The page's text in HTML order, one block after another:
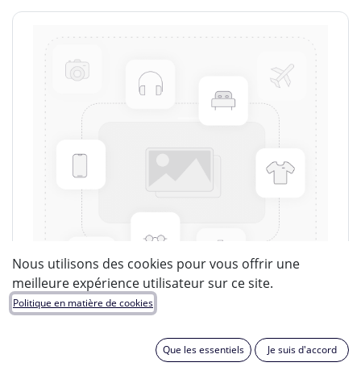
Nous utilisons des cookies pour vous offrir une
meilleure expérience utilisateur sur ce site.
Politique en matière de cookies
Que les essentiels Je suis d'accord